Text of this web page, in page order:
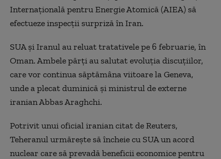
Internaţională pentru Energie Atomică (AIEA) să
efectueze inspecţii surpriză în Iran.
SUA şi Iranul au reluat tratativele pe 6 februarie, în
Oman. Ambele părţi au salutat evoluţia discuţiilor,
care vor continua săptămâna viitoare la Geneva,
unde a plecat duminică şi ministrul de externe
iranian Abbas Araghchi.
Potrivit unui oficial iranian citat de Reuters,
Teheranul urmăreşte să încheie cu SUA un acord
nuclear care să prevadă beneficii economice pentru